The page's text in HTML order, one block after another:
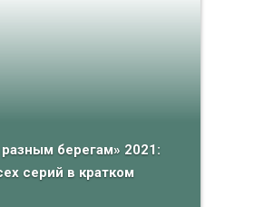
берегам» 2021:
серий в кратком